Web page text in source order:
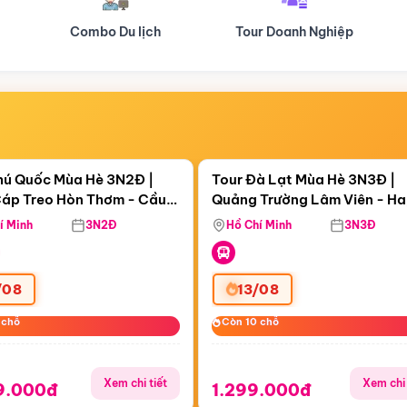
Tour Doanh Nghiệp Du lịch Hành Hương
15:21:01
Treo Hòn Thơm
Quốc Mùa Hè 3N2Đ |
Treo Hòn Thơm - Cầu
Viên Nước Aquatopia
Minh 3N2Đ
Xem chi tiết
Còn06 ngày 15:21:01
Tour Đà Lạt Mùa Hè 3N3Đ |
Quảng Trường Lâm Viên -
Hill - Puppy Farm
Hồ Chí Minh 3N3Đ
13/08
Còn 10 chỗ
Còn 10 chỗ
1.299.000đ Xem